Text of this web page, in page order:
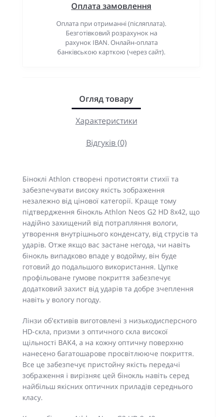
Оплата замовлення
Оплата при отриманні (післяплата).
Безготівковий розрахунок на
рахунок IBAN. Онлайн-оплата
банківською карткою (через сайт).
Огляд товару
Характеристики
Відгуків (0)
Біноклі Athlon створені протистояти стихії та
забезпечувати високу якість зображення
незалежно від цінової категорії. Краще тому
підтвердження бінокль Athlon Neos G2 HD 8x42, що
надійно захищений від потрапляння вологи,
утворення внутрішнього конденсату, від струсів та
ударів. Отже якщо вас застане негода, чи навіть
бінокль випадково впаде у водойму, він буде
готовий до подальшого використання. Цупке
профільоване гумове покриття забезпечує
додатковий захист від ударів та добре зчеплення
навіть у вологу погоду.
Лінзи об'єктивів виготовлені з низькодисперсного
HD-скла, призми з оптичного скла високої
щільності BAK4, а на кожну оптичну поверхню
нанесено багатошарове просвітлююче покриття.
Все це забезпечує пристойну якість передачі
зображення і вирізняє цей бінокль навіть серед
найбільш якісних оптичних приладів середнього
класу.